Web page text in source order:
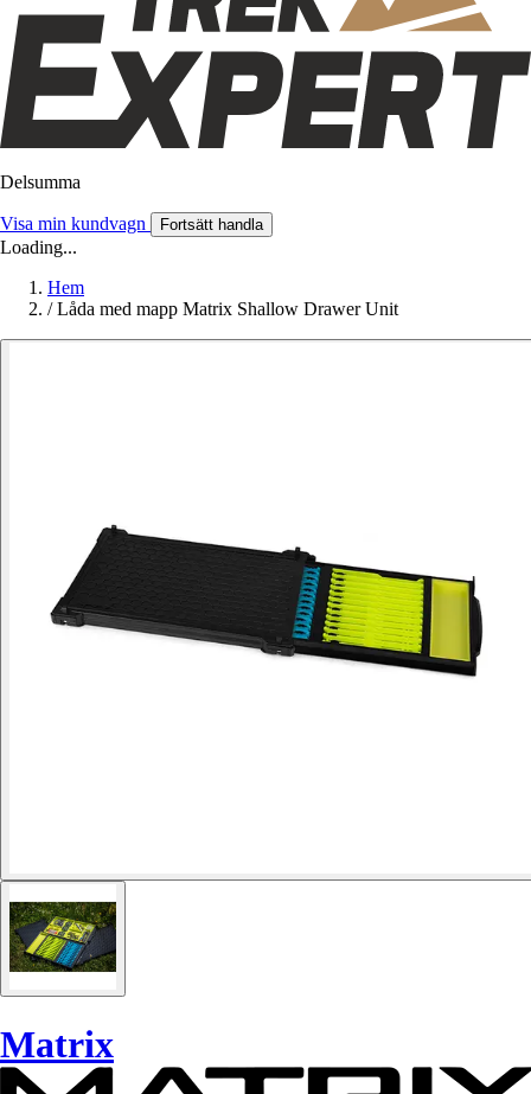
Delsumma
Visa min kundvagn Fortsätt handla
Loading...
Hem
/ Låda med mapp Matrix Shallow Drawer Unit
Matrix